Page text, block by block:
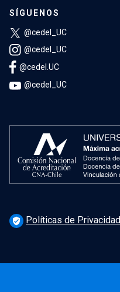
SÍGUENOS
@cedel_UC
@cedel_UC
@cedel.UC
@cedel_UC
verified_user Políticas de Privacidad